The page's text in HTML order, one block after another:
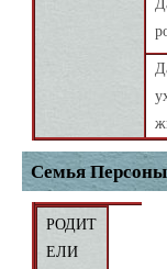
Семья Персоны
РОДИТ
ЕЛИ